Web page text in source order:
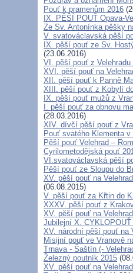
Pouť k pramenům 2016
IX. PĚŠÍ POUŤ Opava-
Ze Sv. Antonínka pěšky
V. svatováclavská pěší
IX. pěší pouť ze Sv.
(23.06.2016)
VI. pěší pouť z
XVI. pěší pouť na
XII. pěší pouť k Panně
XIII. pěší pouť z Kobylí
IX. pěší pouť mužů z
I. pěší pouť za obnovu
(28.03.2016)
XIV. dívčí pěší pouť z
Pouť svatého Klementa
Pěší pouť Velehrad –
Cyrilometodějská pouť
VI.svatováclavská pěší
Pěší pouť ze Sloupu do
XV. pěší pouť na
(06.08.2015)
V. pěší pouť za Křtin do
XXXV. pěší pouť z
XV. pěší pouť na
Jubilejní X.
XV. národní pěší pouť na
Misijní pouť ve Vranově
Trnava - Šaštín (-
Železný poutník 2015
XV. pěší pouť na